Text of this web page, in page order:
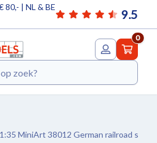
9.5
80,- | NL & BE
0
1:35 MiniArt 38012 German railroad staff